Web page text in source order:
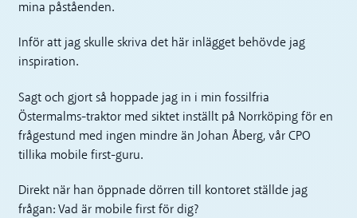
mina påståenden.
Inför att jag skulle skriva det här inlägget behövde jag
inspiration.
Sagt och gjort så hoppade jag in i min fossilfria
Östermalms-traktor med siktet inställt på Norrköping för en
frågestund med ingen mindre än Johan Åberg, vår CPO
tillika mobile first-guru.
Direkt när han öppnade dörren till kontoret ställde jag
frågan: Vad är mobile first för dig?